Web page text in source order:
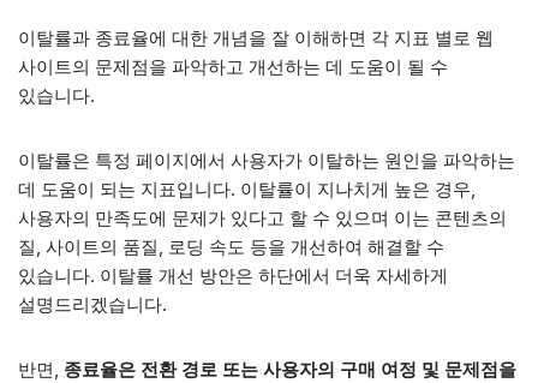
이탈률과 종료율에 대한 개념을 잘 이해하면 각 지표 별로 웹
사이트의 문제점을 파악하고 개선하는 데 도움이 될 수
있습니다.
이탈률은 특정 페이지에서 사용자가 이탈하는 원인을 파악하는
데 도움이 되는 지표입니다. 이탈률이 지나치게 높은 경우,
사용자의 만족도에 문제가 있다고 할 수 있으며 이는 콘텐츠의
질, 사이트의 품질, 로딩 속도 등을 개선하여 해결할 수
있습니다. 이탈률 개선 방안은 하단에서 더욱 자세하게
설명드리겠습니다.
반면, 종료율은 전환 경로 또는 사용자의 구매 여정 및 문제점을